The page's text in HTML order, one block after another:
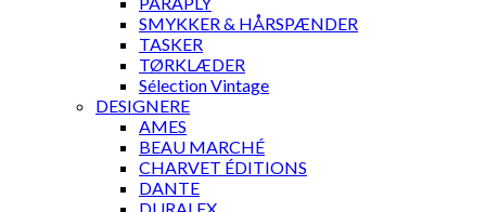
SMYKKER & HÅRSPÆNDER
TASKER
TØRKLÆDER
Sélection Vintage
DESIGNERE
AMES
BEAU MARCHÉ
CHARVET ÉDITIONS
DANTE